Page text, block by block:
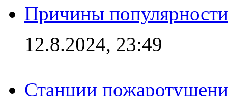
Причины
12.8.2024, 23:49
Станции